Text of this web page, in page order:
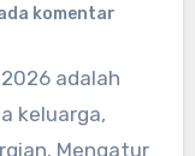
komentar
adalah
keluarga,
Mengatur